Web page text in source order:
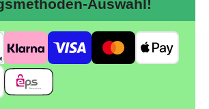
Auswahl!